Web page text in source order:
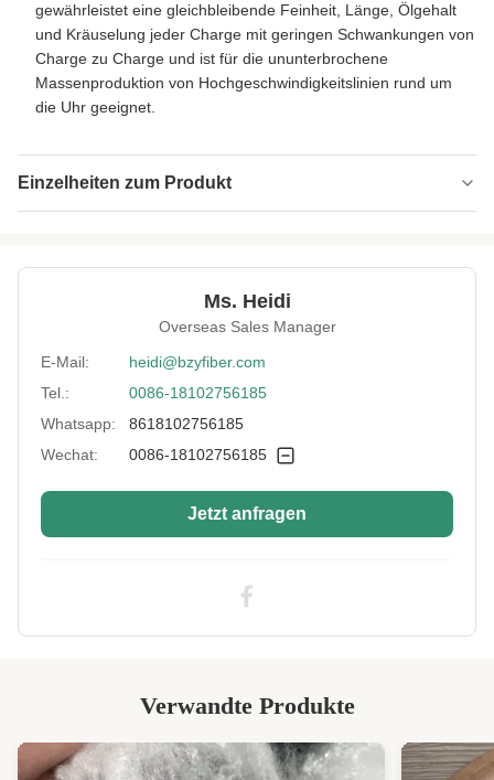
gewährleistet eine gleichbleibende Feinheit, Länge, Ölgehalt
und Kräuselung jeder Charge mit geringen Schwankungen von
Charge zu Charge und ist für die ununterbrochene
Massenproduktion von Hochgeschwindigkeitslinien rund um
die Uhr geeignet.
Einzelheiten zum Produkt
Specification: 1,56D*38mm
Regenerativ
Color: Weiß
More Sizes: Anpassbar
Siliconized/Non-
Silicified:
nicht verkieselt
Ms. Heidi
Overseas Sales Manager
E-Mail:
heidi@bzyfiber.com
Tel.:
0086-18102756185
Whatsapp:
8618102756185
Wechat:
0086-18102756185
Jetzt anfragen
Verwandte Produkte